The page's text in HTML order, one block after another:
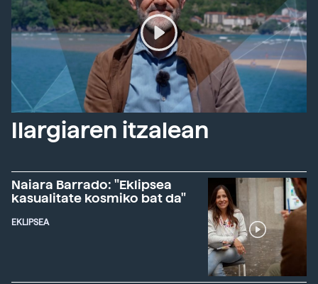
Ilargiaren itzalean
Naiara Barrado: "Eklipsea
kasualitate kosmiko bat da"
EKLIPSEA